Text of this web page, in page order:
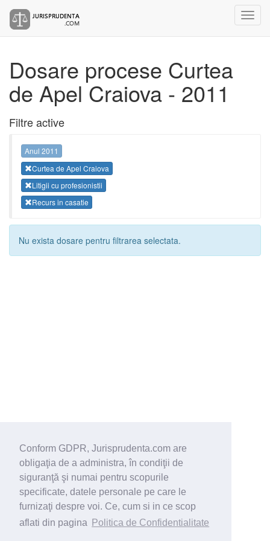
Conform GDPR, Jurisprudenta.com are
obligaţia de a administra, în condiţii de
siguranţă şi numai pentru scopurile
specificate, datele personale pe care le
furnizaţi despre voi. Ce, cum si in ce scop
aflati din pagina
Politica de Confidentialitate
Dosare procese Curtea
de Apel Craiova - 2011
Filtre active
Anul 2011
Curtea de Apel Craiova
Litigii cu profesionistii
Recurs in casatie
Nu exista dosare pentru filtrarea selectata.